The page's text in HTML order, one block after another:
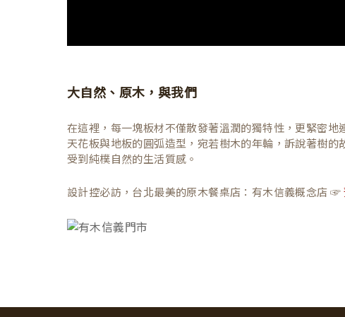
大自然、原木，與我們
在這裡，每一塊板材不僅散發著溫潤的獨特性，更緊密地
天花板與地板的圓弧造型，宛若樹木的年輪，訴說著樹
受到純樸自然的生活質感。
設計控必訪，台北最美的原木餐桌店：有木信義概念店 ☞